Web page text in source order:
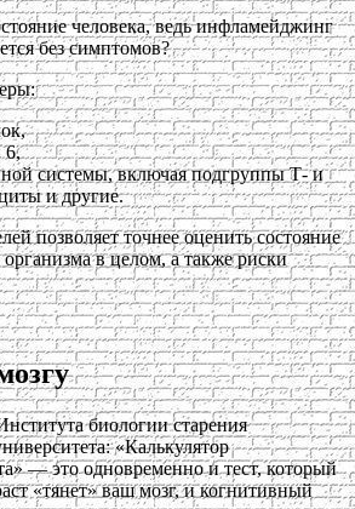
человека, ведь инфламейджинг
без симптомов?
6,
системы, включая подгруппы Т- и
и другие.
позволяет точнее оценить состояние
в целом, а также риски
биологии старения
«Калькулятор
— это одновременно и тест, который
«тянет» ваш мозг, и когнитивный